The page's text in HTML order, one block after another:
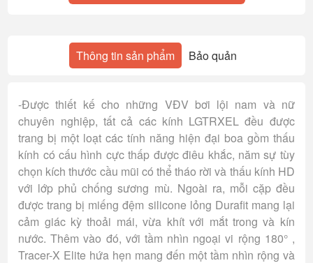
Thông tin sản phẩm Bảo quản
-Được thiết kế cho những VĐV bơi lội nam và nữ
chuyên nghiệp, tất cả các kính LGTRXEL đều được
trang bị một loạt các tính năng hiện đại boa gồm thấu
kính có cấu hình cực thấp được điêu khắc, năm sự tùy
chọn kích thước cầu mũi có thể tháo rời và thấu kính HD
với lớp phủ chống sương mù. Ngoài ra, mỗi cặp đều
được trang bị miếng đệm silicone lỏng Durafit mang lại
cảm giác kỳ thoải mái, vừa khít với mắt trong và kín
nước. Thêm vào đó, với tầm nhìn ngoại vi rộng 180° ,
Tracer-X Elite hứa hẹn mang đến một tầm nhìn rộng và